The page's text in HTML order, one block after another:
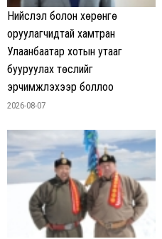
Нийслэл болон хөрөнгө
оруулагчидтай хамтран
Улаанбаатар хотын утааг
бууруулах төслийг
эрчимжүүлэхээр боллоо
2026-08-07